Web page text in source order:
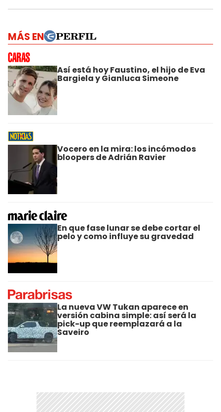
MÁS EN
Así está hoy Faustino, el hijo de Eva
Bargiela y Gianluca Simeone
Vocero en la mira: los incómodos
bloopers de Adrián Ravier
En que fase lunar se debe cortar el
pelo y como influye su gravedad
La nueva VW Tukan aparece en
versión cabina simple: así será la
pick-up que reemplazará a la
Saveiro